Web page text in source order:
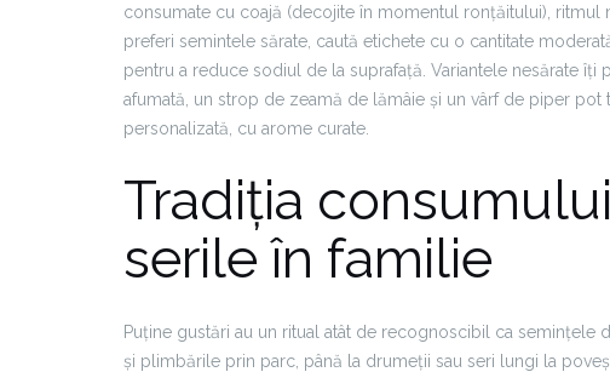
consumate cu coajă (decojite în momentul ronțăitului),
preferi semintele sărate, caută etichete cu o cantitate
pentru a reduce sodiul de la suprafață. Variantele nesărate
afumată, un strop de zeamă de lămâie și un vârf de piper
personalizată, cu arome curate.
Tradiția
serile în familie
Puține gustări au un ritual atât de recognoscibil ca semințele
și plimbările prin parc, până la drumeții sau seri lungi la